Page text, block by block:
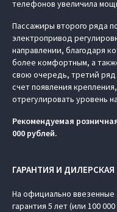
телефонов увеличила
Пассажиры второго ряда
электропривод
направлении, благодаря
более комфортным, а
свою очередь, третий
счет появления
отрегулировать уровень
Рекомендуемая
000 рублей.
ГАРАНТИЯ И ДИЛЕРСКАЯ
На официально ввезенные
гарантия 5 лет (или 100